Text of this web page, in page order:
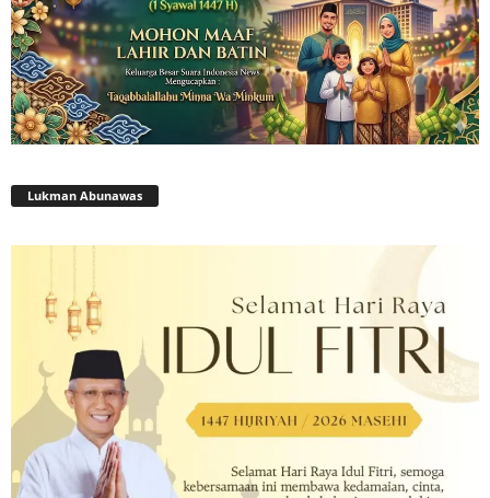
Lukman Abunawas